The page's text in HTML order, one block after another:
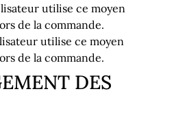
utilise ce moyen
de la commande.
utilise ce moyen
de la commande.
DES